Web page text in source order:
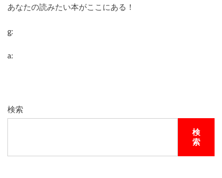
あなたの読みたい本がここにある！
g:
a:
検索
検
索